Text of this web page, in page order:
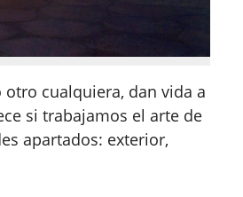
cualquiera, dan vida a
si trabajamos el arte de
apartados: exterior,